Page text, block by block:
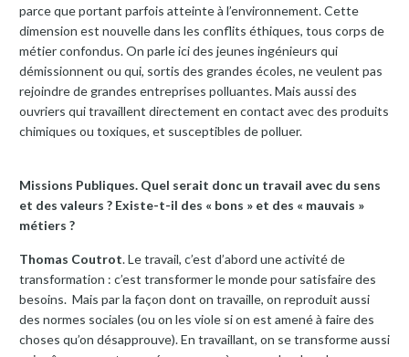
parce que portant parfois atteinte à l’environnement. Cette
dimension est nouvelle dans les conflits éthiques, tous corps de
métier confondus. On parle ici des jeunes ingénieurs qui
démissionnent ou qui, sortis des grandes écoles, ne veulent pas
rejoindre de grandes entreprises polluantes. Mais aussi des
ouvriers qui travaillent directement en contact avec des produits
chimiques ou toxiques, et susceptibles de polluer.
Missions Publiques. Quel serait donc un travail avec du sens
et des valeurs ? Existe-t-il des « bons » et des « mauvais »
métiers ?
Thomas Coutrot. Le travail, c’est d’abord une activité de
transformation : c’est transformer le monde pour satisfaire des
besoins. Mais par la façon dont on travaille, on reproduit aussi
des normes sociales (ou on les viole si on est amené à faire des
choses qu’on désapprouve). En travaillant, on se transforme aussi